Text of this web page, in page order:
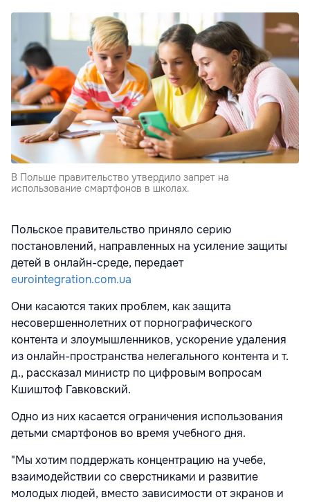
В Польше правительство утвердило запрет на
использование смартфонов в школах.
Польское правительство приняло серию
постановлений, направленных на усиление защиты
детей в онлайн-среде, передает
eurointegration.com.ua
Они касаются таких проблем, как защита
несовершеннолетних от порнографического
контента и злоумышленников, ускорение удаления
из онлайн-пространства нелегального контента и т.
д., рассказал министр по цифровым вопросам
Кшиштоф Гавковский.
Одно из них касается ограничения использования
детьми смартфонов во время учебного дня.
"Мы хотим поддержать концентрацию на учебе,
взаимодействии со сверстниками и развитие
молодых людей, вместо зависимости от экранов и